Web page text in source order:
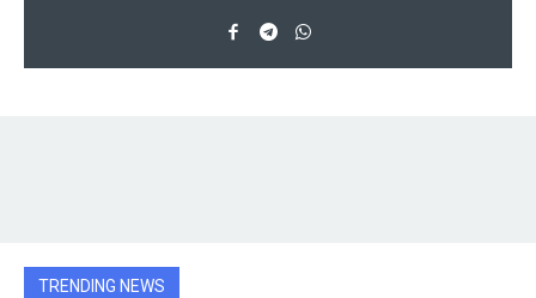
TRENDING NEWS